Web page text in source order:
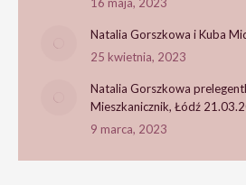
Natalia Gorszkowa i Kuba
25 kwietnia, 2023
Natalia Gorszkowa
Mieszkanicznik, Łódź
9 marca, 2023